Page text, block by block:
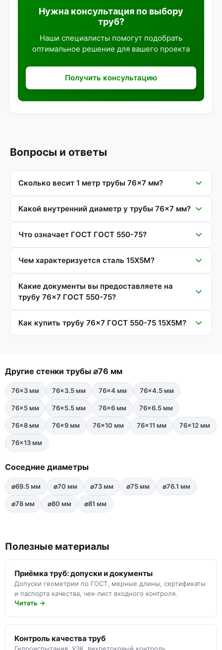
Нужна консультация по выбору
труб?
Наши специалисты помогут подобрать
оптимальное решение для вашего проекта
Получить консультацию
Вопросы и ответы
Сколько весит 1 метр трубы 76×7 мм?
Какой внутренний диаметр у трубы 76×7 мм?
Что означает ГОСТ ГОСТ 550-75?
Чем характеризуется сталь 15Х5М?
Какие документы вы предоставляете на
трубу 76×7 ГОСТ 550-75?
Как купить трубу 76×7 ГОСТ 550-75 15Х5М?
Другие стенки трубы ⌀76 мм
76×3 мм 76×3.5 мм 76×4 мм 76×4.5 мм
76×5 мм 76×5.5 мм 76×6 мм 76×6.5 мм
76×8 мм 76×9 мм 76×10 мм 76×11 мм 76×12 мм
76×13 мм
Соседние диаметры
⌀69.5 мм ⌀70 мм ⌀73 мм ⌀75 мм ⌀76.1 мм
⌀78 мм ⌀80 мм ⌀81 мм
Полезные материалы
Приёмка труб: допуски и документы
Допуски геометрии по ГОСТ, мерные длины, сертификаты
и паспорта качества, чек-лист входного контроля.
Читать →
Контроль качества труб